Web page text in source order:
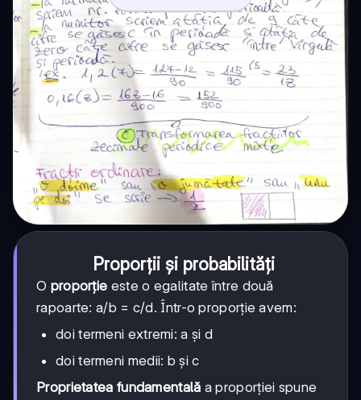
Proporții și probabilități
O proporție este o egalitate între două
rapoarte: a/b = c/d. Într-o proporție avem:
doi termeni extremi: a și d
doi termeni medii: b și c
Proprietatea fundamentală a proporției spune